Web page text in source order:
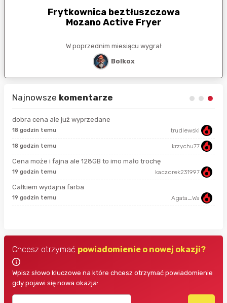
Frytkownica beztłuszczowa
Mozano Active Fryer
W poprzednim miesiącu wygrał
Bolkox
Najnowsze komentarze
dobra cena ale już wyprzedane
18 godzin temu trudlewski
18 godzin temu krzychu77
Cena może i fajna ale 128GB to imo mało trochę
19 godzin temu kaczorek231997
Całkiem wydajna farba
19 godzin temu Agata_Wa
Chcesz otrzymać powiadomienie o nowej okazji?
Wpisz słowo kluczowe na które chcesz otrzymać powiadomienie
gdy pojawi się nowa okazja: